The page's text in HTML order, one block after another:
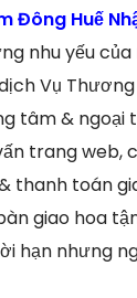
Đông Huế
nhu yếu
Vụ
tâm & ngoại
trang web,
thanh toán
giao hoa
hạn nhưng